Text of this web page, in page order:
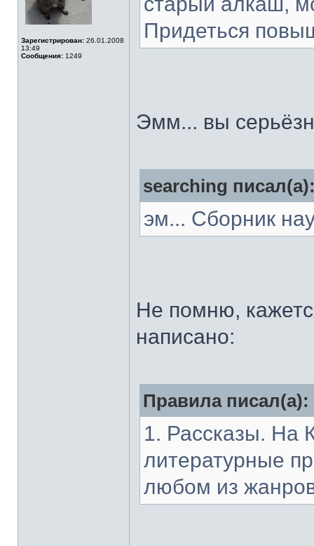
Зарегистрирован: 26.01.2008
13:49
Сообщения: 1249
Придеться
Эмм... вы
searching
эм... Сборник
Не помню,
написано:
Правила писал(а):
1. Рассказы. На
литературные
любом из